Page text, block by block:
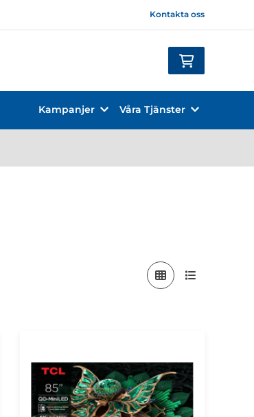
Kontakta oss
Kampanjer Våra Tjänster